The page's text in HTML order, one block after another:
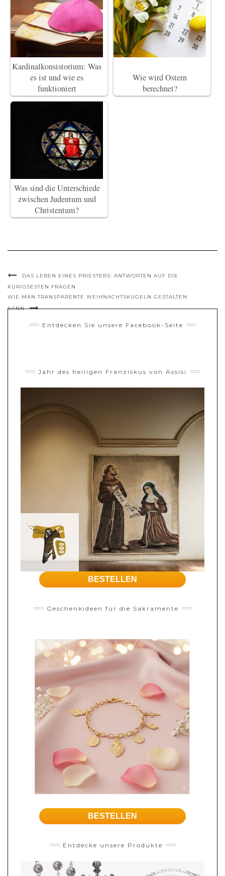
Kardinalkonsistorium: Was
es ist und wie es
funktioniert
Wie wird Ostern
berechnet?
Was sind die Unterschiede
zwischen Judentum und
Christentum?
DAS LEBEN EINES PRIESTERS: ANTWORTEN AUF DIE
KURIOSESTEN FRAGEN
WIE MAN TRANSPARENTE WEIHNACHTSKUGELN GESTALTEN
KANN
Entdecken Sie unsere Facebook-Seite
Jahr des heiligen Franziskus von Assisi
BESTELLEN
Geschenkideen für die Sakramente
BESTELLEN
Entdecke unsere Produkte